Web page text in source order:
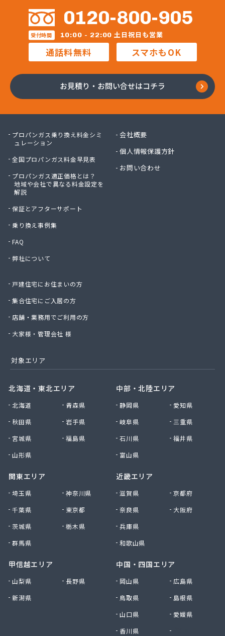
0120-800-905
受付時間 10:00 - 22:00 土日祝日も営業
通話料無料 スマホもOK
お見積り・お問い合せはコチラ
プロパンガス乗り換え料金シミ
ュレーション
全国プロパンガス料金早見表
プロパンガス適正価格とは？
地域や会社で異なる料金設定を
解説
保証とアフターサポート
乗り換え事例集
FAQ
弊社について
戸建住宅にお住まいの方
集合住宅にご入居の方
店舗・業務用でご利用の方
大家様・管理会社 様
会社概要
個人情報保護方針
お問い合わせ
対象エリア
北海道・東北エリア
北海道
青森県
秋田県
岩手県
宮城県
福島県
山形県
関東エリア
埼玉県
神奈川県
千葉県
東京都
茨城県
栃木県
群馬県
甲信越エリア
山梨県
長野県
新潟県
中部・北陸エリア
静岡県
愛知県
岐阜県
三重県
石川県
福井県
富山県
近畿エリア
滋賀県
京都府
奈良県
大阪府
兵庫県
和歌山県
中国・四国エリア
岡山県
広島県
鳥取県
島根県
山口県
愛媛県
香川県